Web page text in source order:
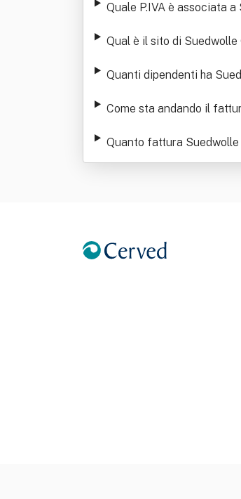
Quale P.IVA è associata
Qual è il sito di
Quanti dipendenti ha
Come sta andando il
Quanto fattura